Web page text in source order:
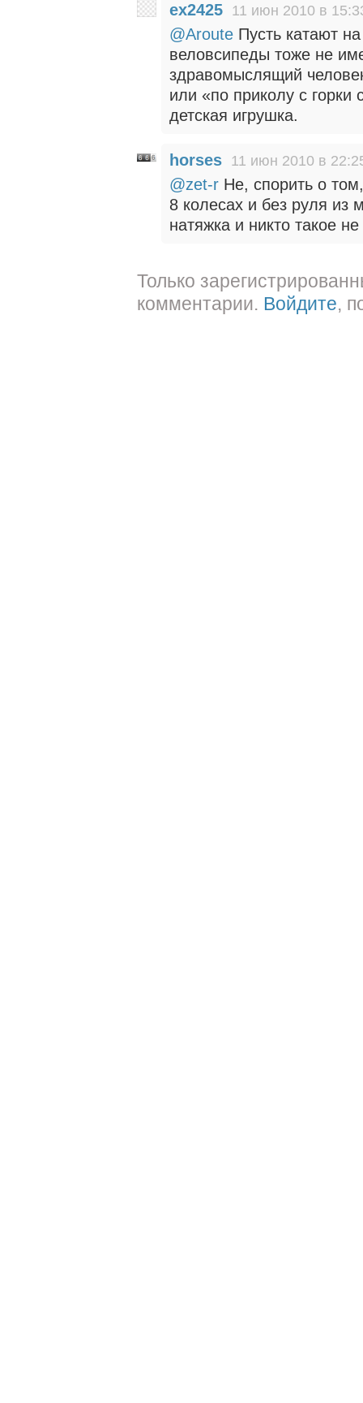
ex2425 11 июн 2010 в
@Aroute Пусть катают
веловсипеды тоже не
здравомыслящий
или «по приколу с
детская игрушка.
horses 11 июн 2010 в
@zet-r Не, спорить о
8 колесах и без руля из
натяжка и никто такое
Только
комментарии. Войдите,